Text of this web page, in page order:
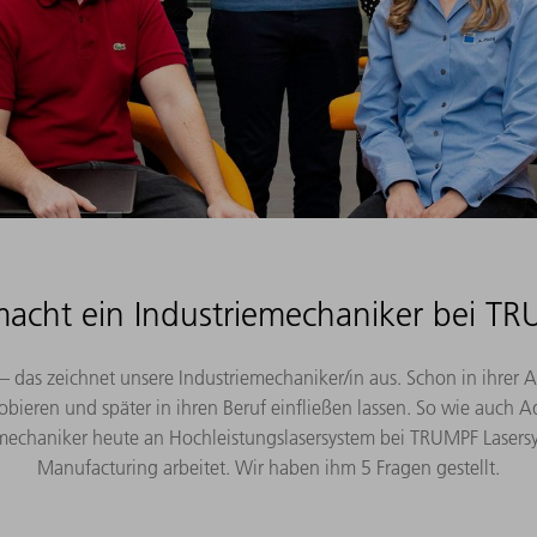
ein Industriemechaniker bei
das zeichnet unsere Industriemechaniker/in aus. Schon in ihrer
und später in ihren Beruf einfließen lassen. So wie auch
heute an Hochleistungslasersystem bei TRUMPF
Manufacturing arbeitet. Wir haben ihm 5 Fragen gestellt.